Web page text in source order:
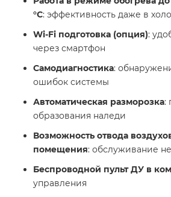
°C: эффективность даже в
Wi-Fi подготовка (опция):
через смартфон
Самодиагностика:
ошибок системы
Автоматическая разморозка:
образования наледи
Возможность отвода
помещения: обслуживание
Беспроводной пульт ДУ в
управления